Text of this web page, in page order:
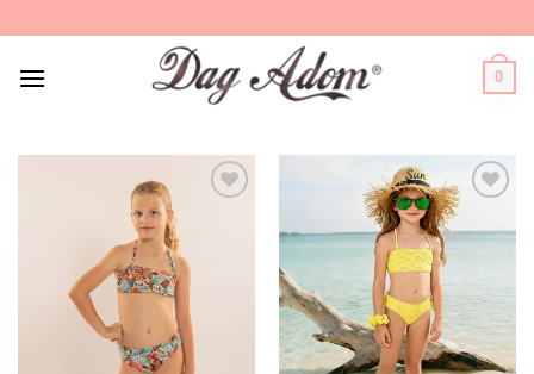
to
content
0